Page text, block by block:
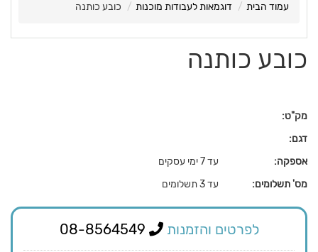
עמוד הבית דוגמאות לעבודות מוכנות כובע כותנה
כובע כותנה
מק"ט:
דגם:
אספקה:
עד 7 ימי עסקים
מס' תשלומים:
עד 3 תשלומים
לפרטים והזמנות